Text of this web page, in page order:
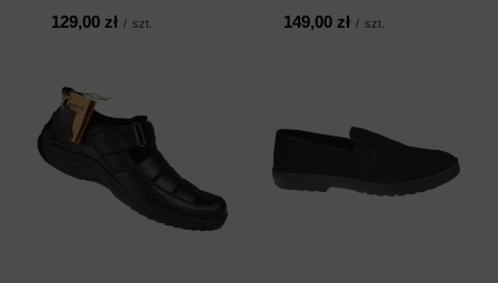
129,00 zł / szt. 149,00 zł / szt.